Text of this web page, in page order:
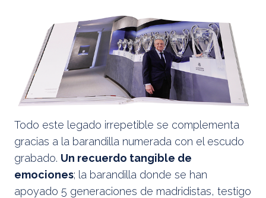
Todo este legado irrepetible se complementa
gracias a la barandilla numerada con el escudo
grabado. Un recuerdo tangible de
emociones; la barandilla donde se han
apoyado 5 generaciones de madridistas, testigo